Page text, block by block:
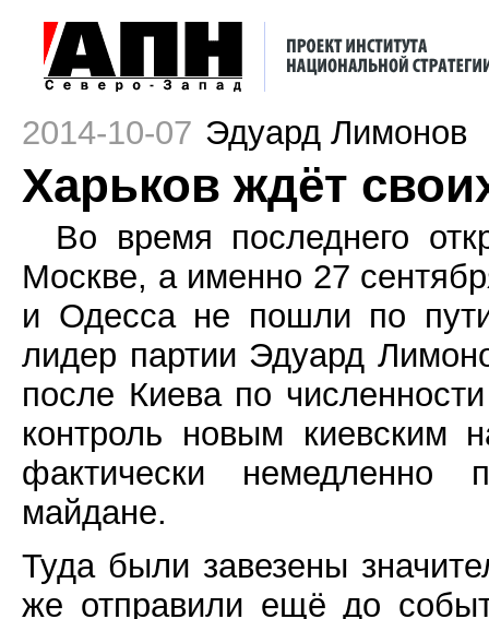
2014-10-07 Эдуард Лимонов
Харьков ждёт
Во время последнего
Москве, а именно 27
и Одесса не пошли по
лидер партии Эдуард
после Киева по
контроль новым киевским
фактически немедленно
майдане.
Туда были завезены
же отправили ещё до